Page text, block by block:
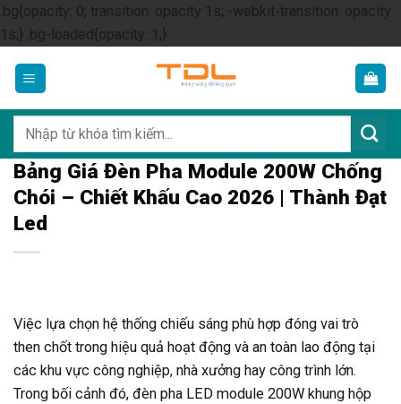
.bg{opacity: 0; transition: opacity 1s; -webkit-transition: opacity
1s;} .bg-loaded{opacity: 1;}Skip
content
kiếm:
Bảng Giá Đèn Pha Module 200W Chống
Chói – Chiết Khấu Cao 2026 | Thành Đạt
Led
Việc lựa chọn hệ thống chiếu sáng phù hợp đóng vai trò
then chốt trong hiệu quả hoạt động và an toàn lao động tại
các khu vực công nghiệp, nhà xưởng hay công trình lớn.
Trong bối cảnh đó, đèn pha LED module 200W khung hộp